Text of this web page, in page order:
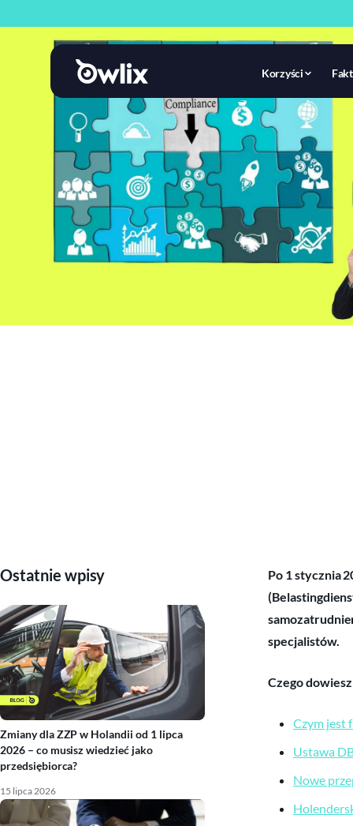
Korzyści
Ostatnie wpisy
Zmiany dla ZZP w Holandii od 1 lipca
2026 – co musisz wiedzieć jako
przedsiębiorca?
15 lipca 2026
Po 1 stycznia
specjalistów.
Czego
Czym jest
Ustawa
Nowe